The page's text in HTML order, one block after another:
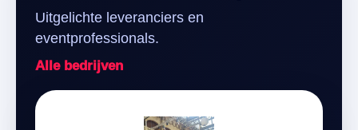
Uitgelichte leveranciers en
eventprofessionals.
Alle bedrijven